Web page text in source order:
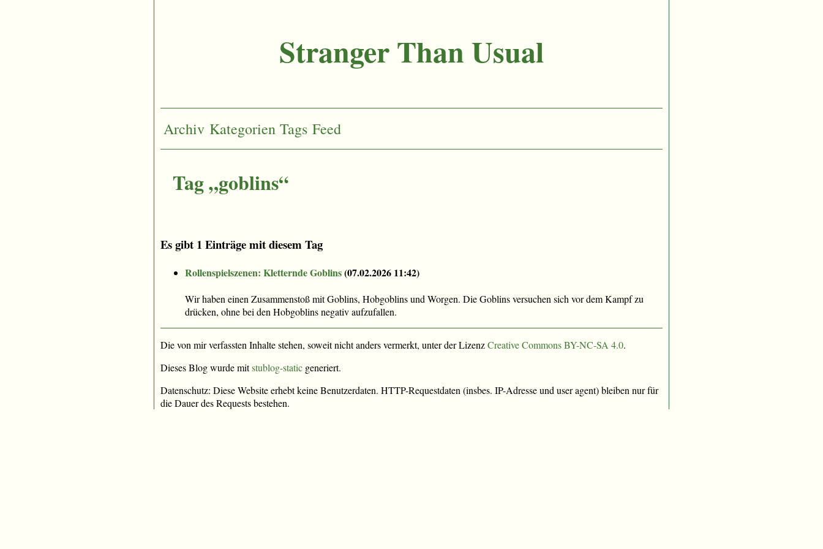
Stranger Than Usual
Archiv Kategorien Tags Feed
Tag „goblins“
Es gibt 1 Einträge mit diesem Tag
Rollenspielszenen: Kletternde Goblins(07.02.2026 11:42)
Wir haben einen Zusammenstoß mit Goblins, Hobgoblins und Worgen. Die Goblins versuchen sich vor dem Kampf zu
drücken, ohne bei den Hobgoblins negativ aufzufallen.
Die von mir verfassten Inhalte stehen, soweit nicht anders vermerkt, unter der LizenzCreative Commons BY-NC-SA 4.0.
Dieses Blog wurde mitstublog-static generiert.
Datenschutz: Diese Website erhebt keine Benutzerdaten. HTTP-Requestdaten (insbes. IP-Adresse und user agent) bleiben nur für
die Dauer des Requests bestehen.